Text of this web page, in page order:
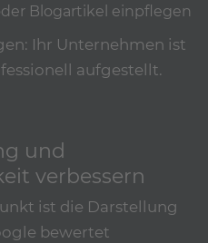
Blogartikel einpflegen
Ihr Unternehmen ist
aufgestellt.
und
verbessern
ist die Darstellung
bewertet